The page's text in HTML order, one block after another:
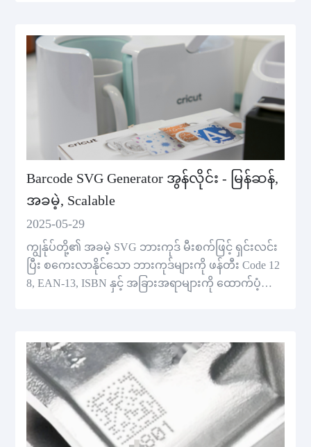
Barcode SVG Generator အွန်လိုင်း - မြန်ဆန်,
အခမဲ့, Scalable
2025-05-29
ကျွန်ုပ်တို့၏ အခမဲ့ SVG ဘားကုဒ် မီးစက်ဖြင့် ရှင်းလင်း
ပြီး စကေးလာနိုင်သော ဘားကုဒ်များကို ဖန်တီး Code 12
8, EAN-13, ISBN နှင့် အခြားအရာများကို ထောက်ပံ့သ